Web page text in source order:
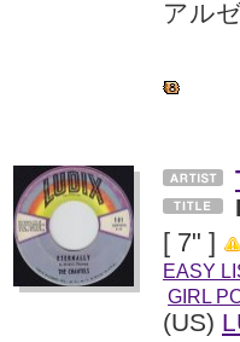
アル
[ 7" ]
EASY
GIRL
(US)